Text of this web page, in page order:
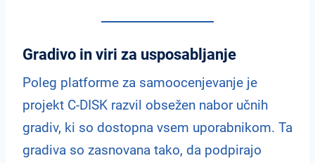
Gradivo in viri za usposabljanje
Poleg platforme za samoocenjevanje je
projekt C-DISK razvil obsežen nabor učnih
gradiv, ki so dostopna vsem uporabnikom. Ta
gradiva so zasnovana tako, da podpirajo